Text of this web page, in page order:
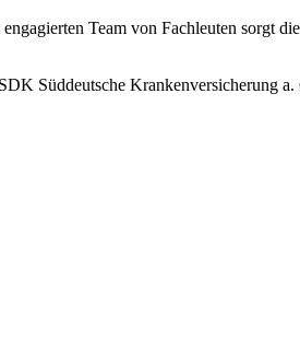
Team von Fachleuten sorgt
Süddeutsche Krankenversicherung a.